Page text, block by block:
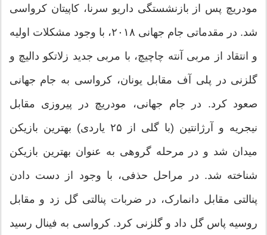
مودریچ پس از بازنشستگی داریو سرنا، کاپیتان کرواسی
شد. در مقدماتی جام جهانی ۲۰۱۸، با وجود مشکلات اولیه
و انتقاد از مربی آنته چاچیچ، با مربی جدید زلاتکو دالیچ و
گلزنی در پلی آف مقابل یونان، کرواسی به جام جهانی
صعود کرد. در جام جهانی، مودریچ در پیروزی مقابل
نیجریه و آرژانتین (با گلی از ۲۵ یاردی) بهترین بازیکن
میدان شد و در مرحله گروهی به عنوان بهترین بازیکن
شناخته شد. در مراحل حذفی، با وجود از دست دادن
پنالتی مقابل دانمارک، در ضربات پنالتی گل زد و مقابل
روسیه پاس گل داد و گلزنی کرد. کرواسی به فینال رسید